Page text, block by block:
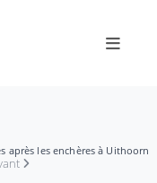
après les enchères à Uithoorn